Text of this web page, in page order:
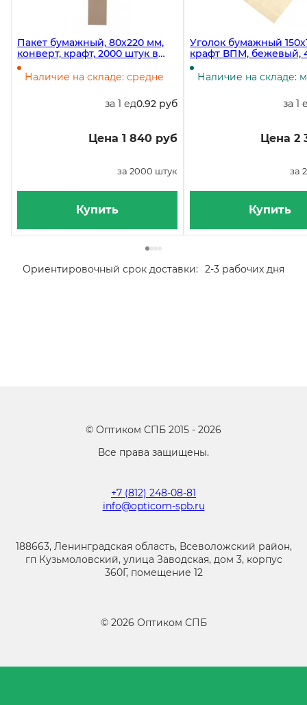
Пакет бумажный, 80х220 мм,
конверт, крафт, 2000 штук в
коробке
Наличие на складе: средне
за 1 ед0.92 руб
Цена 1 840 руб
за 2000 штук
Купить
Уголок бумажный
крафт ВПМ, бежевый,
в упаковке 2000 штук
Наличие на складе:
за 1
Цена 2
за
Купить
Ориентировочный срок доставки: 2-3 рабочих дня
© Оптиком СПБ 2015 - 2026
Все права защищены.
+7 (812) 248-08-81
info@opticom-spb.ru
188663, Ленинградская область, Всеволожский район,
гп Кузьмоловский, улица Заводская, дом 3, корпус
360Г, помещение 12
© 2026 Оптиком СПБ